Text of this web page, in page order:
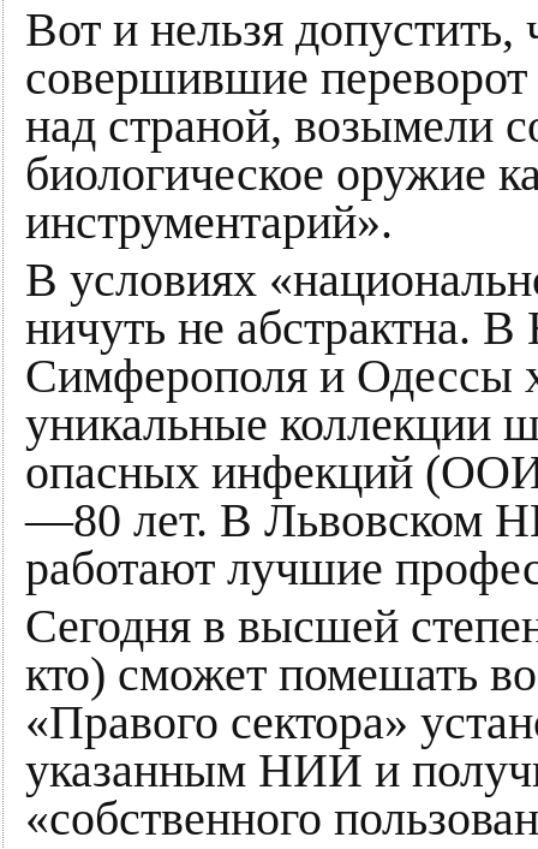
Вот и нельзя
совершившие переворот
над страной, возымели
биологическое оружие
инструментарий».
В условиях
ничуть не абстрактна.
Симферополя и Одессы
уникальные коллекции
опасных инфекций
—80 лет. В Львовском
работают лучшие
Сегодня в высшей
кто) сможет помешать
«Правого сектора»
указанным НИИ и
«собственного